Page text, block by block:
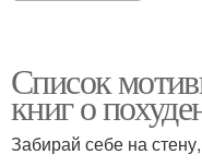
Список
книг о
Забирай себе на